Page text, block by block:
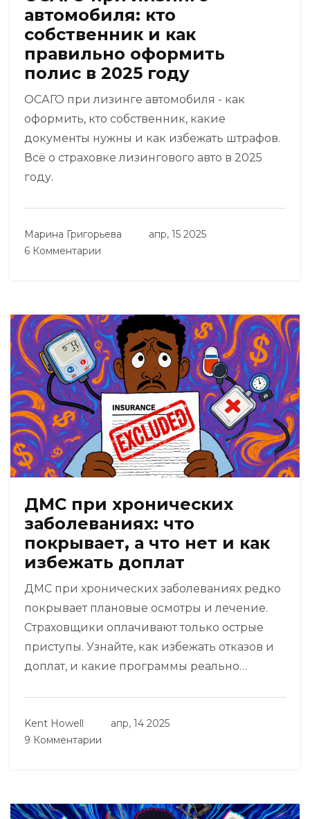
автомобиля: кто
собственник и как
правильно оформить
полис в 2025 году
ОСАГО при лизинге автомобиля - как
оформить, кто собственник, какие
документы нужны и как избежать штрафов.
Всё о страховке лизингового авто в 2025
году.
Марина Григорьева
апр, 15 2025
6 Комментарии
ДМС при хронических
заболеваниях: что
покрывает, а что нет и как
избежать доплат
ДМС при хронических заболеваниях редко
покрывает плановые осмотры и лечение.
Страховщики оплачивают только острые
приступы. Узнайте, как избежать отказов и
доплат, и какие программы реально
Kent Howell
апр, 14 2025
9 Комментарии